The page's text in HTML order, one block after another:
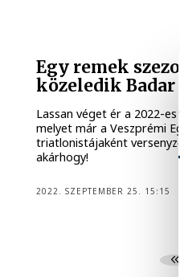
Egy remek
közeledik Badar
Lassan véget ér a 2022-
melyet már a Veszprémi
triatlonistájaként
akárhogy!
2022. SZEPTEMBER 25. 15:15